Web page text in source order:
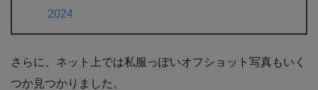
2024
さらに、ネット上では私服っぽいオフショット写真もいく
つか見つかりました。